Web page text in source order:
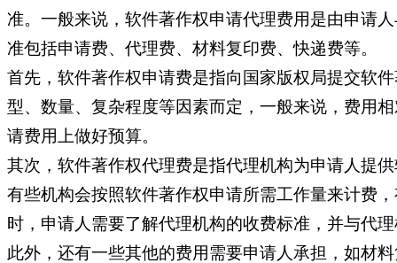
准。一般来说，软件著作权申请代理费用是由申请
准包括申请费、代理费、材料复印费、快递费等。
首先，软件著作权申请费是指向国家版权局提交软
型、数量、复杂程度等因素而定，一般来说，费用
请费用上做好预算。
其次，软件著作权代理费是指代理机构为申请人提
有些机构会按照软件著作权申请所需工作量来计费
时，申请人需要了解代理机构的收费标准，并与代
此外，还有一些其他的费用需要申请人承担，如材